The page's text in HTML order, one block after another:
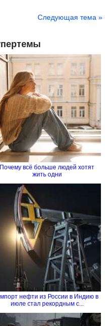
Следующая тема »
Почему всё больше людей хотят
жить одни
нефти из России в Индию в
июле стал рекордным с...